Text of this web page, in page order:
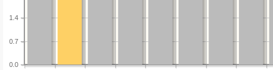
0.0
0.7
1.4